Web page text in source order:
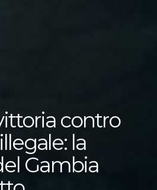
contro
la
Gambia